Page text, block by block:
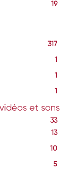
19
317
1
1
1
et sons
33
13
10
5